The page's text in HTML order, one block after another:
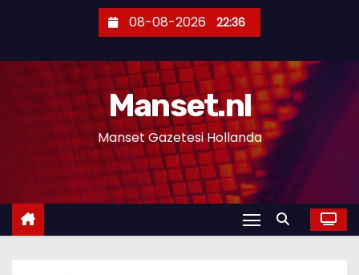
e
08-08-2026 22:36
Manset.nl
Manset Gazetesi Hollanda